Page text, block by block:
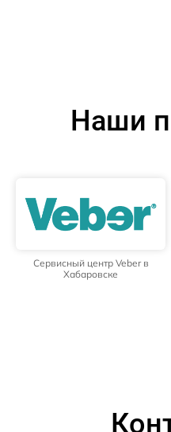
Наши
Сервисный центр Veber в
Хабаровске